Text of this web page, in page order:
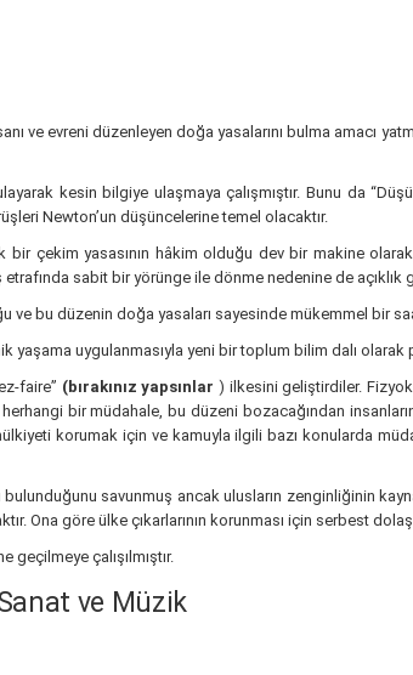
ve evreni düzenleyen doğa yasalarını bulma amacı
kesin bilgiye ulaşmaya çalışmıştır. Bunu da
Newton’un düşüncelerine temel olacaktır.
çekim yasasının hâkim olduğu dev bir makine
sabit bir yörünge ile dönme nedenine de açıklık
ve bu düzenin doğa yasaları sayesinde mükemmel bir
yaşama uygulanmasıyla yeni bir toplum bilim dalı
faire” (bırakınız yapsınlar ) ilkesini geliştirdiler.
bir müdahale, bu düzeni bozacağından
korumak için ve kamuyla ilgili bazı konularda
savunmuş ancak ulusların zenginliğinin
Ona göre ülke çıkarlarının korunması için serbest
çalışılmıştır.
ve Müzik